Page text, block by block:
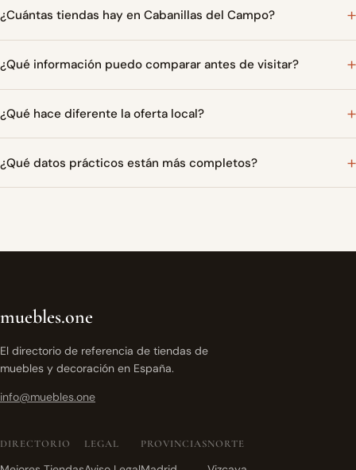
¿Cuántas tiendas hay en Cabanillas del Campo?
¿Qué información puedo comparar antes de visitar?
¿Qué hace diferente la oferta local?
¿Qué datos prácticos están más completos?
muebles.one
El directorio de referencia de tiendas de
muebles y decoración en España.
info@muebles.one
DIRECTORIO LEGAL PROVINCIASNORTE